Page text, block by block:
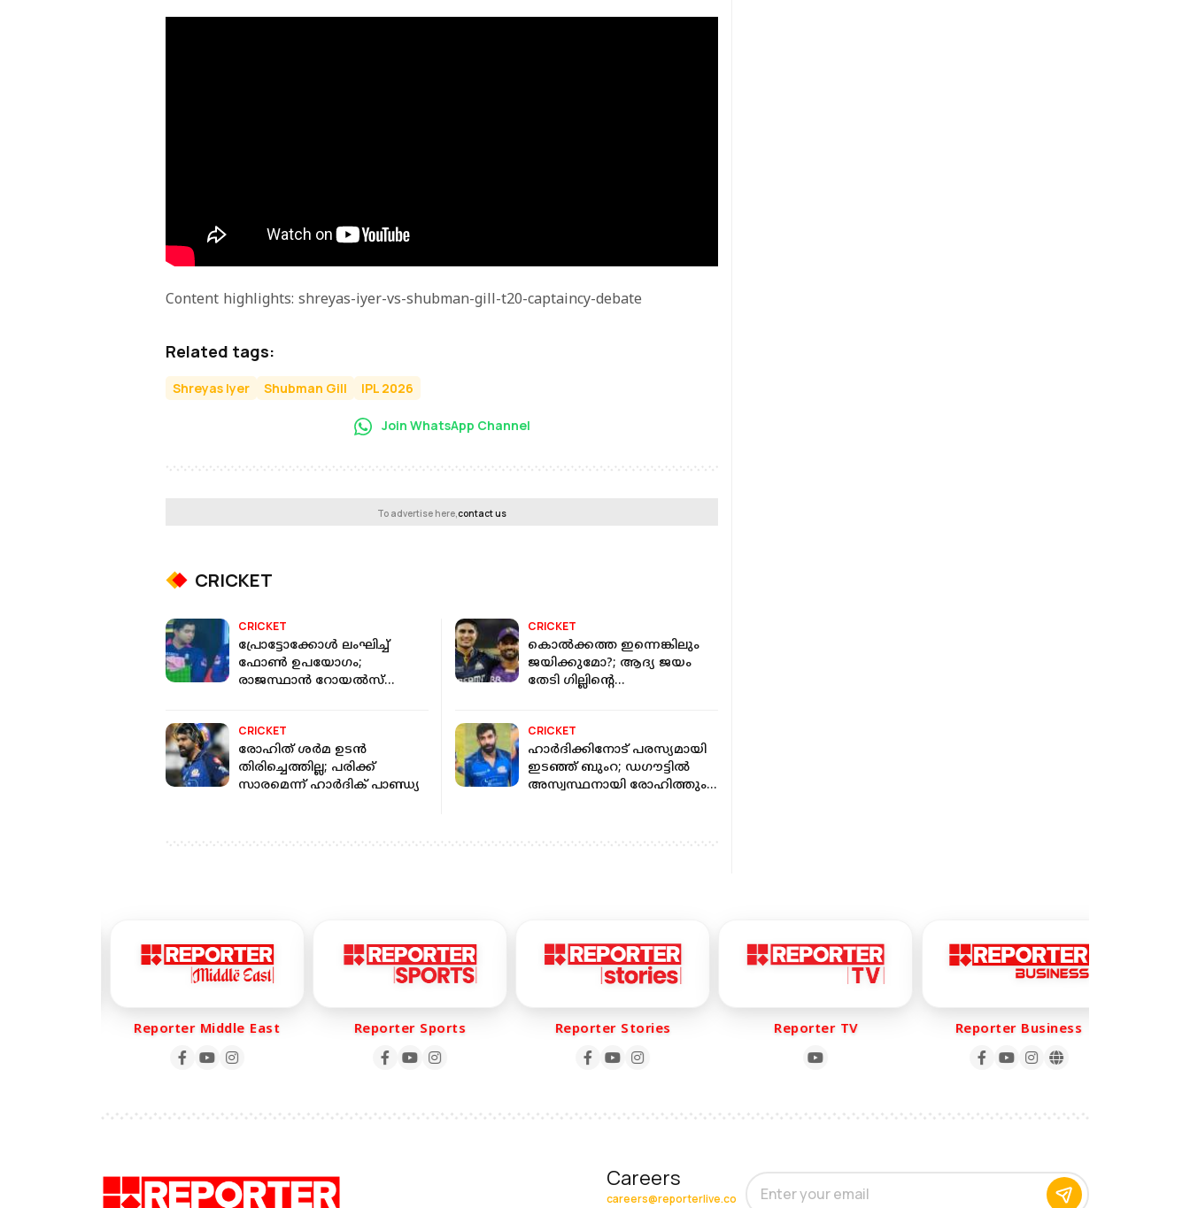
Content highlights: shreyas-iyer-vs-shubman-gill-t20-captaincy-debate
Related tags:
Shreyas Iyer Shubman Gill IPL 2026
Join WhatsApp Channel
To advertise here,contact us
CRICKET
CRICKET
പ്രോട്ടോക്കോൾ ലംഘിച്ച്
ഫോൺ ഉപയോഗം;
രാജസ്ഥാൻ റോയൽസ്
CRICKET
കൊൽക്കത്ത ഇന്നെങ്കിലും
ജയിക്കുമോ?; ആദ്യ ജയം
തേടി ഗില്ലിന്റെ
CRICKET
രോഹിത് ശർമ ഉടൻ
തിരിച്ചെത്തില്ല; പരിക്ക്
സാരമെന്ന് ഹാർദിക് പാണ്ഡ്യ
CRICKET
ഹാർദിക്കിനോട് പരസ്യമായി
ഇടഞ്ഞ് ബുംറ; ഡ​ഗൗട്ടിൽ
അസ്വസ്ഥനായി രോഹിത്തും,
Reporter Middle East Reporter Sports Reporter Stories Reporter TV Reporter Business
Careers
careers@reporterlive.co